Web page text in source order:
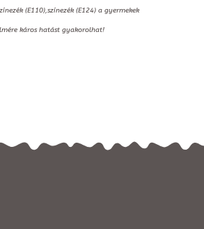
(E110),színezék (E124) a gyermekek
káros hatást gyakorolhat!